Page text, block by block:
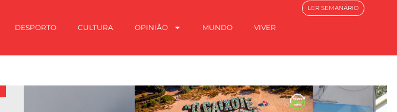
DESPORTO CULTURA OPINIÃO MUNDO VIVER
LER SEMANÁRIO